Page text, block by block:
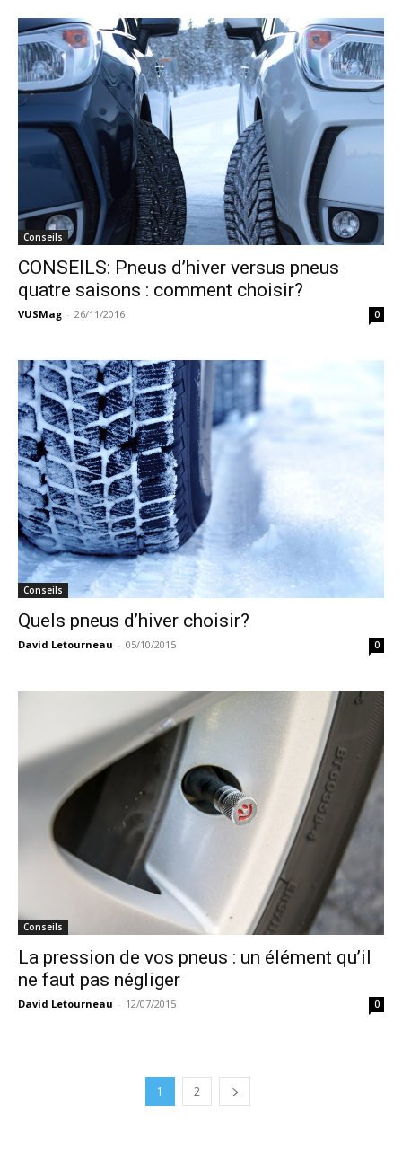
Conseils
CONSEILS: Pneus d’hiver versus pneus
quatre saisons : comment choisir?
VUSMag - 26/11/2016 0
Conseils
Quels pneus d’hiver choisir?
David Letourneau - 05/10/2015 0
Conseils
La pression de vos pneus : un élément qu’il
ne faut pas négliger
David Letourneau - 12/07/2015 0
1 2